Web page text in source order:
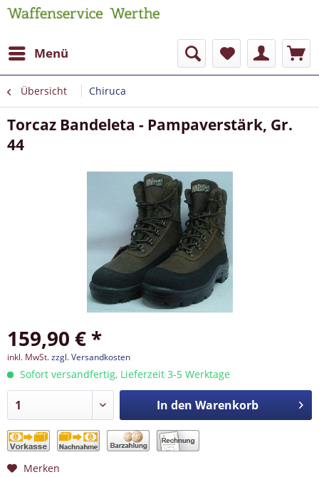
Menü
Übersicht Chiruca
Torcaz Bandeleta - Pampaverstärk, Gr.
44
159,90 € *
inkl. MwSt.zzgl. Versandkosten
Sofort versandfertig, Lieferzeit 3-5 Werktage
In den Warenkorb
Merken